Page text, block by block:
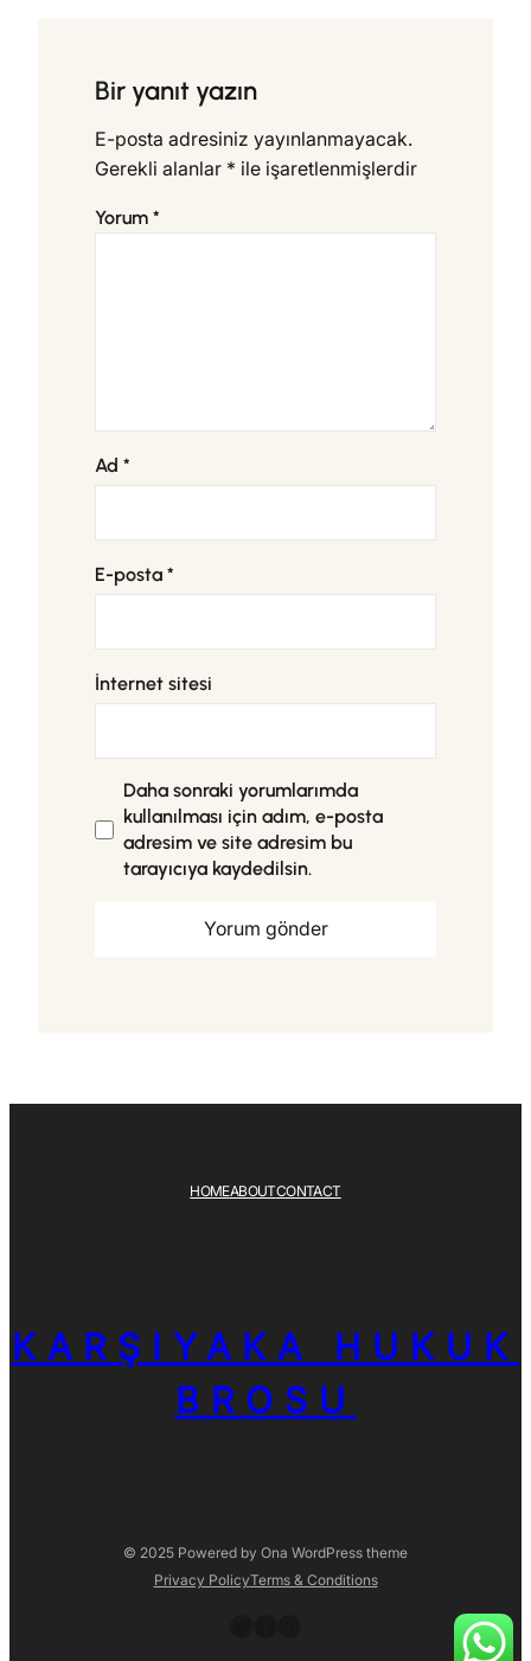
Bir yanıt yazın
E-posta adresiniz yayınlanmayacak.
Gerekli alanlar * ile işaretlenmişlerdir
Yorum *
Ad *
E-posta *
İnternet sitesi
Daha sonraki yorumlarımda
kullanılması için adım, e-posta
adresim ve site adresim bu
tarayıcıya kaydedilsin.
HOMEABOUTCONTACT
KARŞIYAKA HUKUK
BROSU
© 2025 Powered by Ona WordPress theme
Privacy PolicyTerms & Conditions